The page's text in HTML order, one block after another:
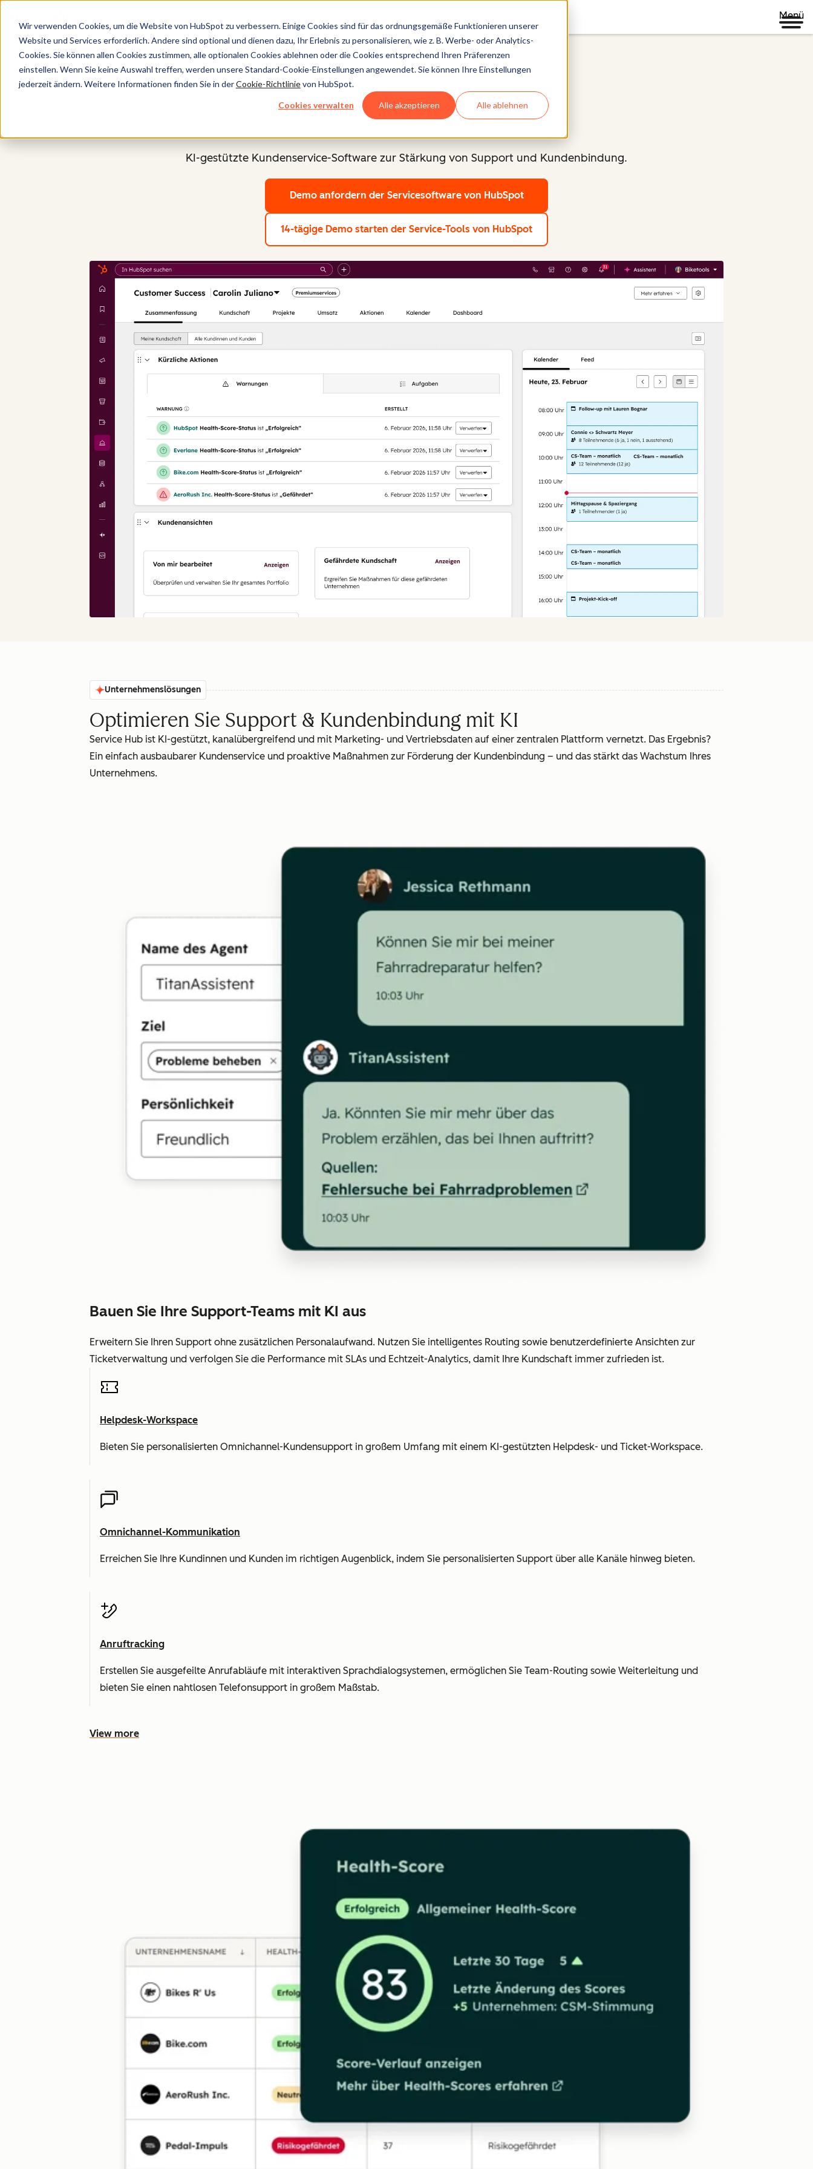
Wir verwenden Cookies, um die Website von HubSpot zu verbessern. Einige Cookies sind für das ordnungsgemäße Funktionieren unserer
Website und Services erforderlich. Andere sind optional und dienen dazu, Ihr Erlebnis zu personalisieren, wie z. B. Werbe- oder Analytics-
Cookies. Sie können allen Cookies zustimmen, alle optionalen Cookies ablehnen oder die Cookies entsprechend Ihren Präferenzen
einstellen. Wenn Sie keine Auswahl treffen, werden unsere Standard-Cookie-Einstellungen angewendet. Sie können Ihre Einstellungen
jederzeit ändern. Weitere Informationen finden Sie in derCookie-Richtlinievon HubSpot.
Cookies verwalten Alle akzeptieren Alle ablehnen
Menü
Startseite
Service Hub®
Kundenservice-Software
KI-gestützte Kundenservice-Software zur Stärkung von Support und Kundenbindung.
Demo anfordern der Servicesoftware von HubSpot
14-tägige Demo starten der Service-Tools von HubSpot
Unternehmenslösungen
Optimieren Sie Support & Kundenbindung mit KI
Service Hub ist KI-gestützt, kanalübergreifend und mit Marketing- und Vertriebsdaten auf einer zentralen Plattform vernetzt. Das Ergebnis?
Ein einfach ausbaubarer Kundenservice und proaktive Maßnahmen zur Förderung der Kundenbindung – und das stärkt das Wachstum Ihres
Unternehmens.
Bauen Sie Ihre Support-Teams mit KI aus
Erweitern Sie Ihren Support ohne zusätzlichen Personalaufwand. Nutzen Sie intelligentes Routing sowie benutzerdefinierte Ansichten zur
Ticketverwaltung und verfolgen Sie die Performance mit SLAs und Echtzeit-Analytics, damit Ihre Kundschaft immer zufrieden ist.
Helpdesk-Workspace
Bieten Sie personalisierten Omnichannel-Kundensupport in großem Umfang mit einem KI-gestützten Helpdesk- und Ticket-Workspace.
Omnichannel-Kommunikation
Erreichen Sie Ihre Kundinnen und Kunden im richtigen Augenblick, indem Sie personalisierten Support über alle Kanäle hinweg bieten.
Anruftracking
Erstellen Sie ausgefeilte Anrufabläufe mit interaktiven Sprachdialogsystemen, ermöglichen Sie Team-Routing sowie Weiterleitung und
bieten Sie einen nahtlosen Telefonsupport in großem Maßstab.
View more